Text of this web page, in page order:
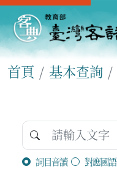
首頁 基本查詢
詞目音讀 對應國語